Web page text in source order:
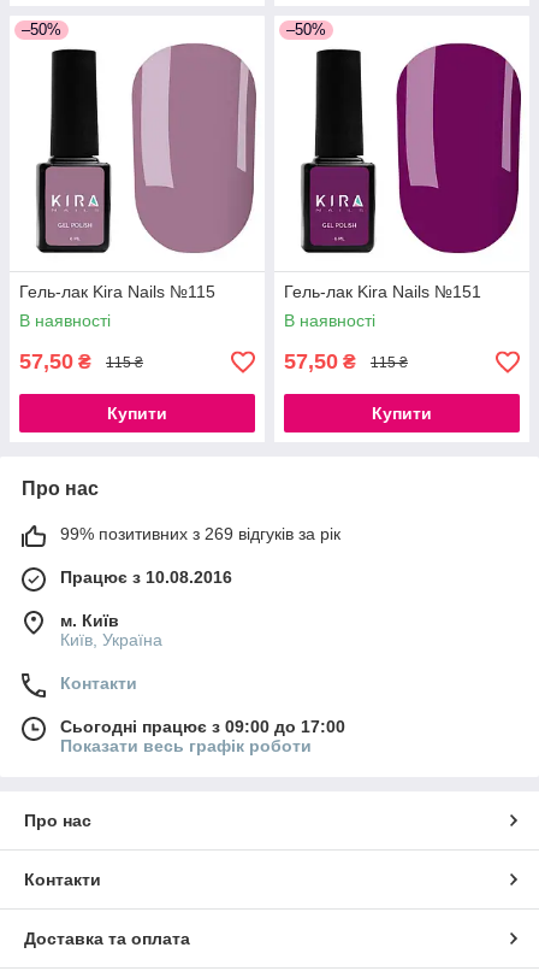
–50%
Гель-лак Kira Nails №115
В наявності
57,50 ₴ 115 ₴
Купити
–50%
Гель-лак Kira Nails №151
В наявності
57,50 ₴ 115 ₴
Купити
Про нас
99% позитивних з 269 відгуків за рік
Працює з 10.08.2016
м. Київ
Київ, Україна
Контакти
Сьогодні працює з 09:00 до 17:00
Показати весь графік роботи
Про нас
Контакти
Доставка та оплата